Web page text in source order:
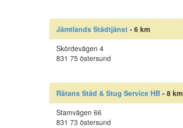
Jämtlands Städtjänst- 6 km
Skördevägen 4
831 75 östersund
Rätans Städ & Stug Service HB- 8 km
Stamvägen 66
831 73 östersund